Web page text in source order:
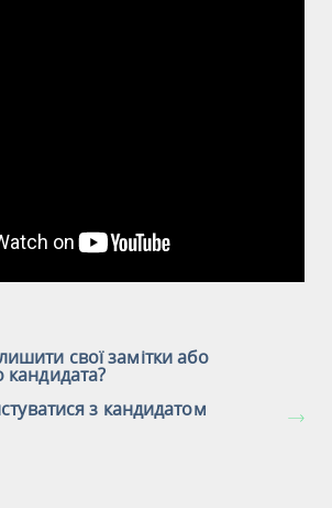
свої замітки або
кандидата?
з кандидатом